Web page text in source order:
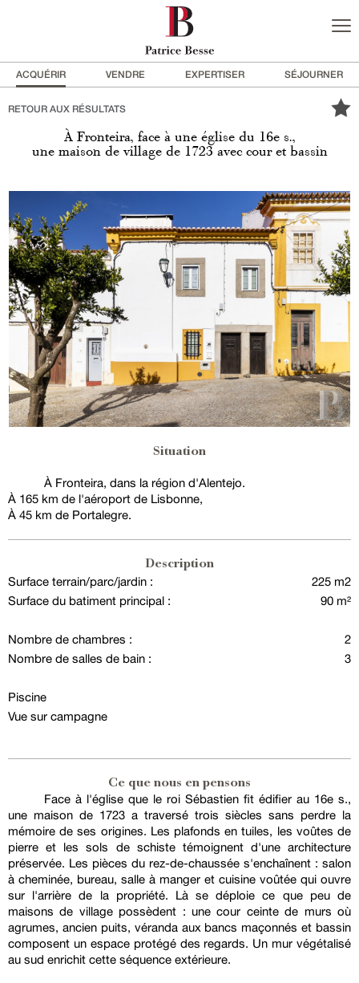
ACQUÉRIR VENDRE EXPERTISER SÉJOURNER
RETOUR AUX RÉSULTATS
À Fronteira, face à une église du 16e s.,
une maison de village de 1723 avec cour et bassin
Situation
À Fronteira, dans la région d'Alentejo.
À 165 km de l'aéroport de Lisbonne,
À 45 km de Portalegre.
Description
Surface terrain/parc/jardin :
225 m2
Surface du batiment principal :
90 m²
Nombre de chambres :
2
Nombre de salles de bain :
3
Piscine
Vue sur campagne
Ce que nous en pensons
Face à l'église que le roi Sébastien fit édifier au 16e s.,
une maison de 1723 a traversé trois siècles sans perdre la
mémoire de ses origines. Les plafonds en tuiles, les voûtes de
pierre et les sols de schiste témoignent d'une architecture
préservée. Les pièces du rez-de-chaussée s'enchaînent : salon
à cheminée, bureau, salle à manger et cuisine voûtée qui ouvre
sur l'arrière de la propriété. Là se déploie ce que peu de
maisons de village possèdent : une cour ceinte de murs où
agrumes, ancien puits, véranda aux bancs maçonnés et bassin
composent un espace protégé des regards. Un mur végétalisé
au sud enrichit cette séquence extérieure.